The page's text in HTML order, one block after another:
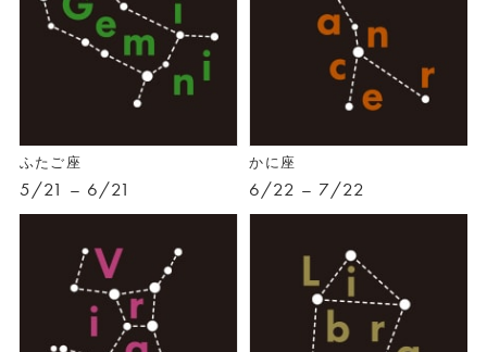
ふたご座
5/21 – 6/21
かに座
6/22 – 7/22